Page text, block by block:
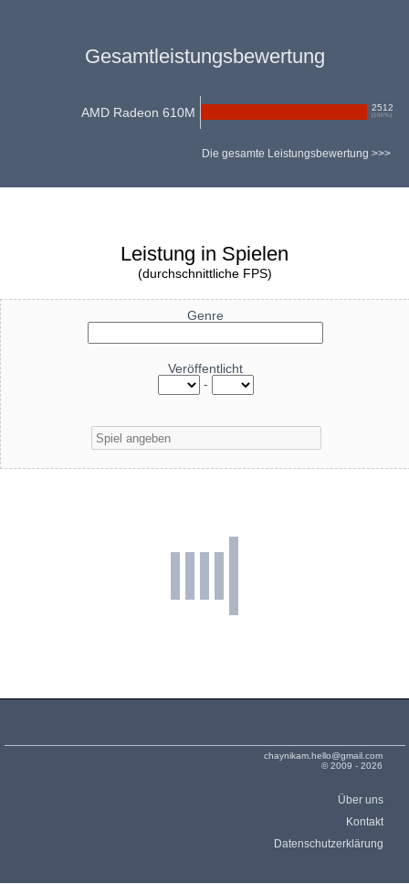
Gesamtleistungsbewertung
AMD Radeon 610M 2512
( 100%)
Die gesamte Leistungsbewertung >>>
Leistung in Spielen
(durchschnittliche FPS)
Genre
Veröffentlicht
-
chaynikam.hello@gmail.com
© 2009 - 2026
Über uns
Kontakt
Datenschutzerklärung